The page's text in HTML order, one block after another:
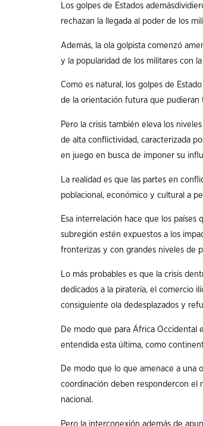
Los golpes de Estados
rechazan la llegada al poder de los
Además, la ola golpista comenzó
y la popularidad de los militares con
Como es natural, los golpes de
de la orientación futura que pudieran
Pero la crisis también eleva los
de alta conflictividad, caracterizada
en juego en busca de imponer su
La realidad es que las partes en
poblacional, económico y cultural a
Esa interrelación hace que los
subregión estén expuestos a los
fronterizas y con grandes niveles de
Lo más probables es que la crisis
dedicados a la piratería, el comercio
consiguiente ola dedesplazados y
De modo que para África Occidental
entendida esta última, como
De modo que lo que amenace a una
coordinación deben respondercon el
nacional.
Pero la interconexión además de